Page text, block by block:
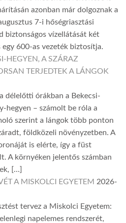
azonban már dolgoznak a
7-i hőségriasztási
biztonságos vízellátását két
600-as vezeték biztosítja.
HEGYEN, A SZÁRAZ
TERJEDTEK A LÁNGOK
délelőtti órákban a Bekecsi-
hegyen – számolt be róla a
szerint a lángok több ponton
földközeli növényzetben. A
is elérte, így a füst
A környéken jelentős számban
[…]
A MISKOLCI EGYETEM 2026-
tervez a Miskolci Egyetem:
napelemes rendszerét,